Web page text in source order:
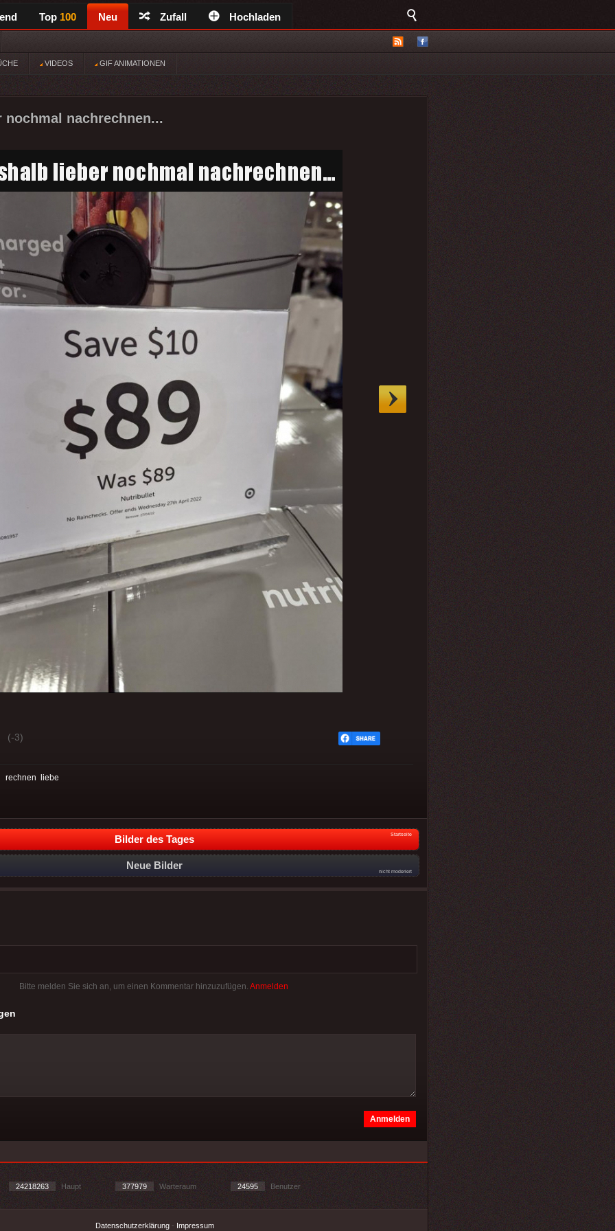
Top 100 Neu Zufall Hochladen
VIDEOS GIF ANIMATIONEN
nochmal nachrechnen...
(-3)
rechnen liebe
Bilder des Tages Startseite
Neue Bilder
nicht moderiert
Bitte melden Sie sich an, um einen Kommentar hinzuzufügen. Anmelden
24218263 Haupt 377979 Warteraum 24595 Benutzer
Datenschutzerklärung- Impressum